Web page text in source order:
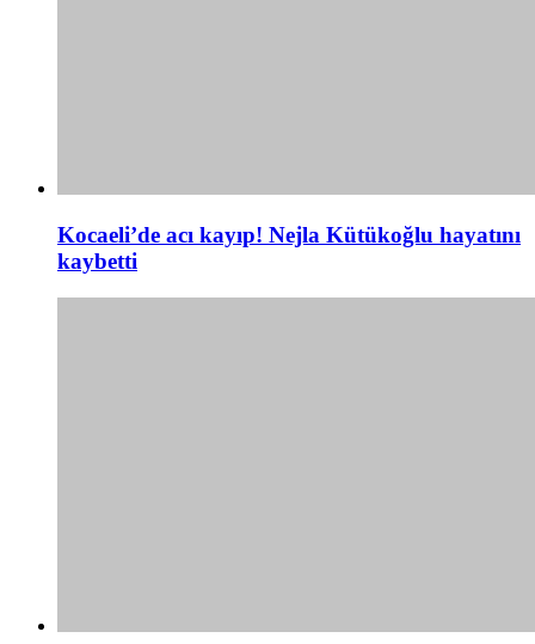
Kocaeli’de acı kayıp! Nejla Kütükoğlu hayatını
kaybetti